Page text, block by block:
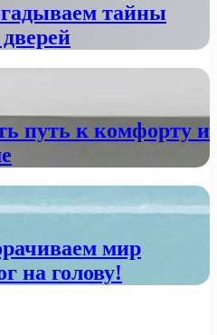
тайны
путь к комфорту и
мир
на голову!